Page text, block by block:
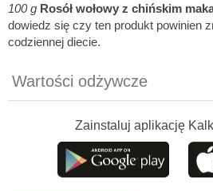
100 g Rosół wołowy z chińskim
dowiedz się czy ten produkt powinien
codziennej diecie.
Wartości odżywcze
Ciekawostki
Ile możesz zjeść?
Zainstaluj aplikację